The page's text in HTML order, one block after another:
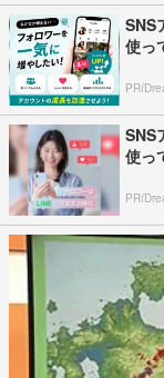
SNS
使っ
SNS
使っ